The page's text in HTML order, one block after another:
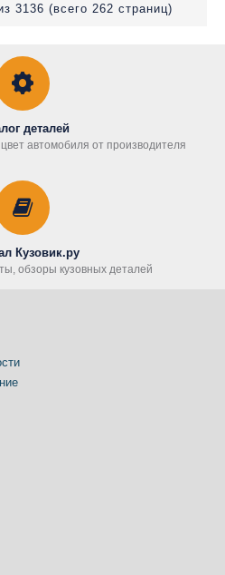
3136 (всего 262 страниц)
деталей
автомобиля от производителя
Кузовик.ру
обзоры кузовных деталей